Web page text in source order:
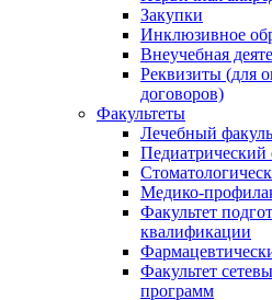
Закупки
Инклюзивное
Внеучебная
Реквизиты (для
договоров)
Факультеты
Лечебный
Педиатрический
Медико-
Факультет
квалификации
Факультет
программ